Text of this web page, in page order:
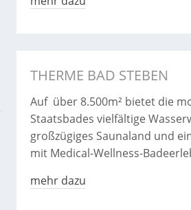
THERME BAD STEBEN
Auf über 8.500m² bietet die
Staatsbades vielfältige
großzügiges Saunaland und
mit Medical-Wellness-
mehr dazu